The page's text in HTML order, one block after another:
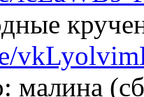
малина